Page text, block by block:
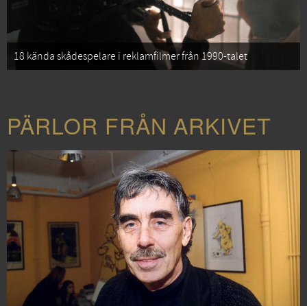
18 kända skådespelare i reklamfilmer från 1990-talet
PÄRLOR FRÅN ARKIVET